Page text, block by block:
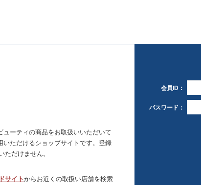
ューティの商品をお取扱いいただいて
いただけるショップサイトです。登録
ただけません。
サイトからお近くの取扱い店舗を検索
会員ID：
パスワード：